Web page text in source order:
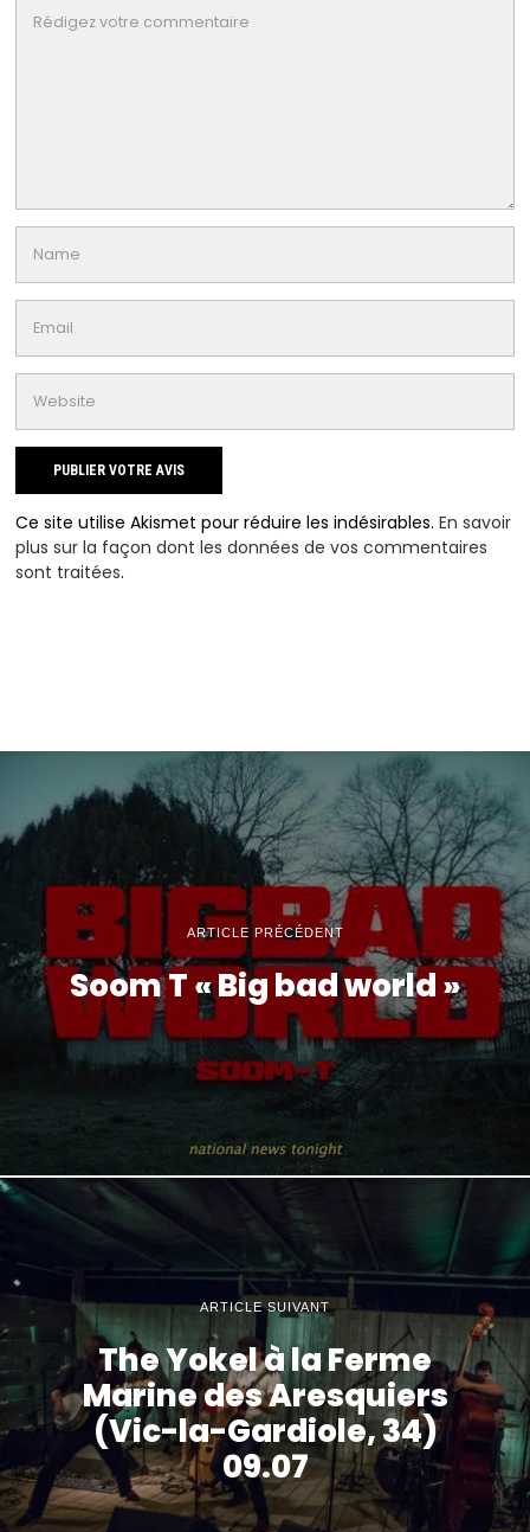
Ce site utilise Akismet pour réduire les indésirables.En savoir
plus sur la façon dont les données de vos commentaires
sont traitées.
ARTICLE PRÉCÉDENT
Soom T « Big bad world »
ARTICLE SUIVANT
The Yokel à la Ferme
Marine des Aresquiers
(Vic-la-Gardiole, 34)
09.07